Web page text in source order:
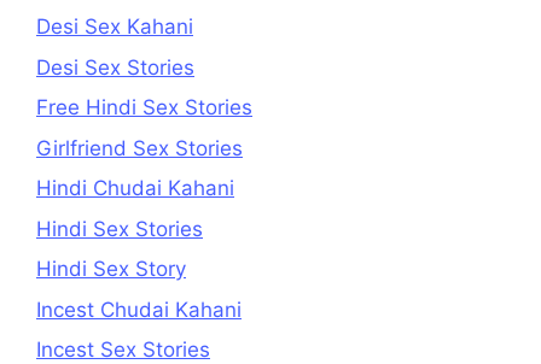
Desi Sex Kahani
Desi Sex Stories
Free Hindi Sex Stories
Girlfriend Sex Stories
Hindi Chudai Kahani
Hindi Sex Stories
Hindi Sex Story
Incest Chudai Kahani
Incest Sex Stories